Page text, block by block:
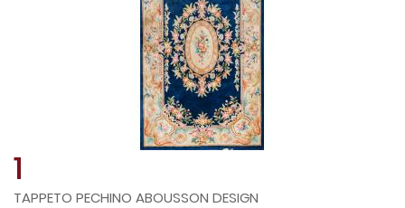
1
TAPPETO PECHINO ABOUSSON DESIGN